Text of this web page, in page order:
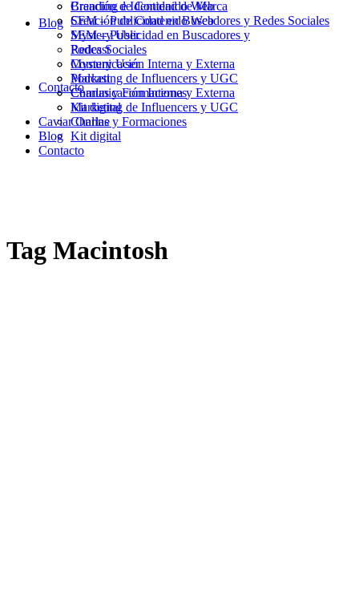
Branding e Identidad de Marca
Creación de Contenido Web
SEM – Publicidad en Buscadores y
Redes Sociales
Mystery User
Podcast
Comunicación Interna y Externa
Marketing de Influencers y UGC
Charlas y Formaciones
Kit digital
Blog
Contacto
Creación de Contenido Web
SEM – Publicidad en Buscadores y Redes Sociales
Mystery User
Podcast
Comunicación Interna y Externa
Marketing de Influencers y UGC
Charlas y Formaciones
Kit digital
Caviar Online
Blog
Contacto
Tag Macintosh